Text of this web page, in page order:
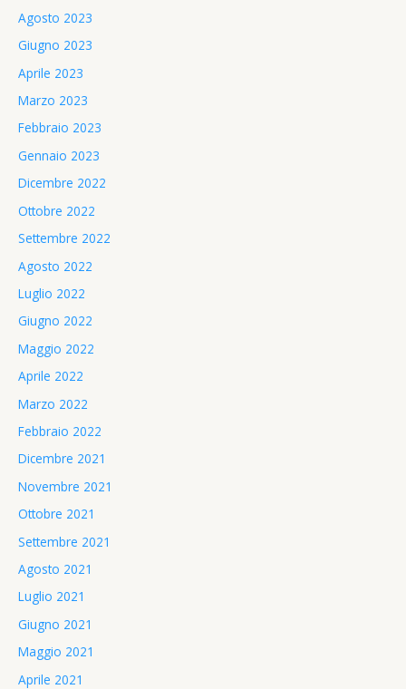
Agosto 2023
Giugno 2023
Aprile 2023
Marzo 2023
Febbraio 2023
Gennaio 2023
Dicembre 2022
Ottobre 2022
Settembre 2022
Agosto 2022
Luglio 2022
Giugno 2022
Maggio 2022
Aprile 2022
Marzo 2022
Febbraio 2022
Dicembre 2021
Novembre 2021
Ottobre 2021
Settembre 2021
Agosto 2021
Luglio 2021
Giugno 2021
Maggio 2021
Aprile 2021